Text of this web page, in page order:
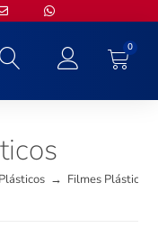
0
Plásticos → Filmes Plásticos